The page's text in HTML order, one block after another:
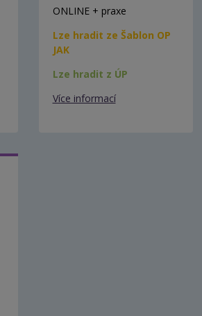
ONLINE + praxe
Lze hradit ze Šablon OP
JAK
Lze hradit z ÚP
Více informací